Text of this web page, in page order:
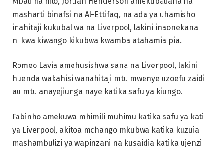
masharti binafsi na Al-Ettifaq, na ada ya uhamisho
inahitaji kukubaliwa na Liverpool, lakini inaonekana
ni kwa kiwango kikubwa kwamba atahamia pia.
Romeo Lavia amehusishwa sana na Liverpool, lakini
huenda wakahisi wanahitaji mtu mwenye uzoefu zaidi
au mtu anayejiunga naye katika safu ya kiungo.
Fabinho amekuwa mhimili muhimu katika safu ya kati
ya Liverpool, akitoa mchango mkubwa katika kuzuia
mashambulizi ya wapinzani na kusaidia katika ujenzi